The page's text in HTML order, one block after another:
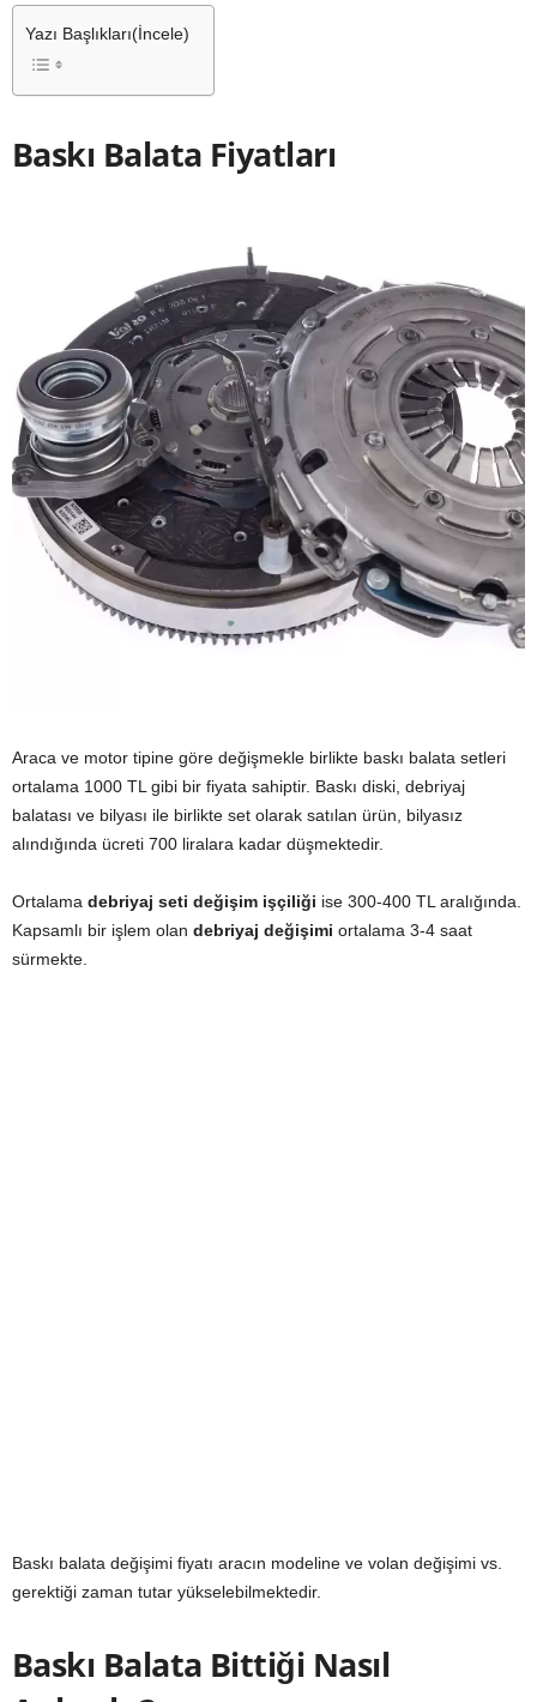
Yazı Başlıkları(İncele)
Baskı Balata Fiyatları
Araca ve motor tipine göre değişmekle birlikte baskı balata setleri
ortalama 1000 TL gibi bir fiyata sahiptir. Baskı diski, debriyaj
balatası ve bilyası ile birlikte set olarak satılan ürün, bilyasız
alındığında ücreti 700 liralara kadar düşmektedir.
Ortalama debriyaj seti değişim işçiliği ise 300-400 TL aralığında.
Kapsamlı bir işlem olan debriyaj değişimi ortalama 3-4 saat
sürmekte.
Baskı balata değişimi fiyatı aracın modeline ve volan değişimi vs.
gerektiği zaman tutar yükselebilmektedir.
Baskı Balata Bittiği Nasıl